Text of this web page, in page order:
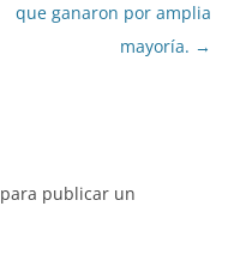
que ganaron por amplia
mayoría. →
para publicar un